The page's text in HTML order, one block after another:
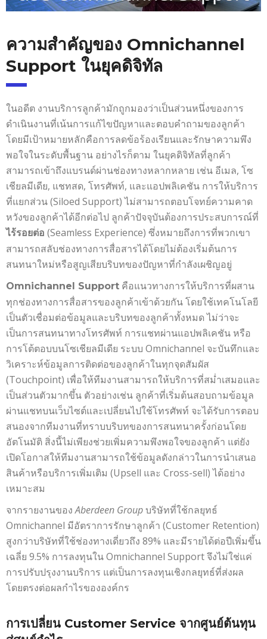
ความสำคัญของ Omnichannel
Support ในยุคดิจิทัล
ในอดีต งานบริการลูกค้ามักถูกมองว่าเป็นส่วนหนึ่งของการ
ดำเนินงานที่เน้นการแก้ไขปัญหาและตอบคำถามของลูกค้า
โดยมีเป้าหมายหลักคือการลดข้อร้องเรียนและรักษาความพึง
พอใจในระดับพื้นฐาน อย่างไรก็ตาม ในยุคดิจิทัลที่ลูกค้า
สามารถเข้าถึงแบรนด์ผ่านช่องทางหลากหลาย เช่น อีเมล, โซ
เชียลมีเดีย, แชทสด, โทรศัพท์, และแอปพลิเคชัน การให้บริการ
ที่แยกส่วน (Siloed Support) ไม่สามารถตอบโจทย์ความคาด
หวังของลูกค้าได้อีกต่อไป ลูกค้าปัจจุบันต้องการประสบการณ์ที่
ไร้รอยต่อ (Seamless Experience) ซึ่งหมายถึงการที่พวกเขา
สามารถสลับช่องทางการสื่อสารได้โดยไม่ต้องเริ่มต้นการ
สนทนาใหม่หรือสูญเสียบริบทของปัญหาที่กำลังเผชิญอยู่
Omnichannel Support คือแนวทางการให้บริการที่ผสาน
ทุกช่องทางการสื่อสารของลูกค้าเข้าด้วยกัน โดยใช้เทคโนโลยี
เป็นตัวเชื่อมต่อข้อมูลและบริบทของลูกค้าทั้งหมด ไม่ว่าจะ
เป็นการสนทนาทางโทรศัพท์ การแชทผ่านแอปพลิเคชัน หรือ
การโต้ตอบบนโซเชียลมีเดีย ระบบ Omnichannel จะบันทึกและ
วิเคราะห์ข้อมูลการติดต่อของลูกค้าในทุกจุดสัมผัส
(Touchpoint) เพื่อให้ทีมงานสามารถให้บริการที่สม่ำเสมอและ
เป็นส่วนตัวมากขึ้น ตัวอย่างเช่น ลูกค้าที่เริ่มต้นสอบถามข้อมูล
ผ่านแชทบนเว็บไซต์และเปลี่ยนไปใช้โทรศัพท์ จะได้รับการตอบ
สนองจากทีมงานที่ทราบบริบทของการสนทนาครั้งก่อนโดย
อัตโนมัติ สิ่งนี้ไม่เพียงช่วยเพิ่มความพึงพอใจของลูกค้า แต่ยัง
เปิดโอกาสให้ทีมงานสามารถใช้ข้อมูลดังกล่าวในการนำเสนอ
สินค้าหรือบริการเพิ่มเติม (Upsell และ Cross-sell) ได้อย่าง
เหมาะสม
จากรายงานของAberdeen Groupบริษัทที่ใช้กลยุทธ์
Omnichannel มีอัตราการรักษาลูกค้า (Customer Retention)
สูงกว่าบริษัทที่ใช้ช่องทางเดี่ยวถึง 89% และมีรายได้ต่อปีเพิ่มขึ้น
เฉลี่ย 9.5% การลงทุนใน Omnichannel Support จึงไม่ใช่แค่
การปรับปรุงงานบริการ แต่เป็นการลงทุนเชิงกลยุทธ์ที่ส่งผล
โดยตรงต่อผลกำไรขององค์กร
การเปลี่ยน Customer Service จากศูนย์ต้นทุน